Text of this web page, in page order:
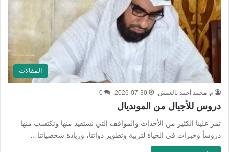
المقالات
م. محمد أحمد بالعمش 2026-07-30
0
دروس للأجيال من المونديال
تمر علينا الكثير من الأحداث والمواقف التي نستفيد منها ونكتسب منها
دروساً وخبرات في الحياة لتربية وتطوير ذواتنا، وزيادة شخصياتنا…